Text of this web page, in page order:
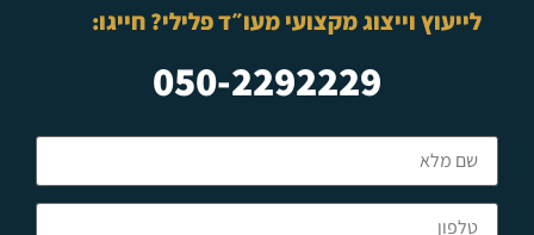
לייעוץ וייצוג מקצועי מעו״ד פלילי? חייגו:
050-2292229